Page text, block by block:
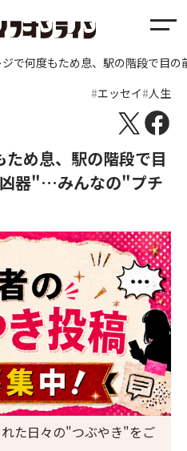
メ
ニ
ュ
ー
で何度もため息、駅の階段で目
エッセイ 人生
め息、駅の階段で目
器"…みんなの"プチ
た日々の"つぶやき"をご